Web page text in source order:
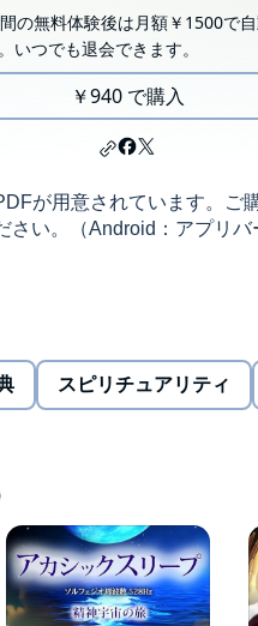
の無料体験後は月額￥1500で
いつでも退会できます。
￥940 で購入
が用意されています。ご
さい。（Android：アプリ
超催眠シリーズVol.06
克服することは難しいで
ければいけない機会は日々
」という場面になると 緊張
ドレナリンが過剰に分泌さ
体は傾いていきます。フィ
た自身の心自体をコント
状態で会話や話ができるよ
スピリチュアリティ